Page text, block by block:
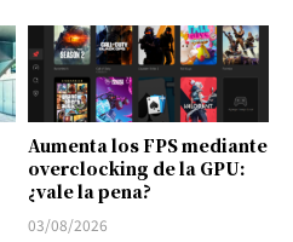
Aumenta los FPS mediante
overclocking de la GPU:
¿vale la pena?
03/08/2026